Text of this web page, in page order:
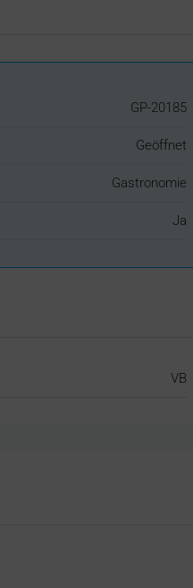
GP-20185
Gastronomie
Ja
Geöffnet
VB